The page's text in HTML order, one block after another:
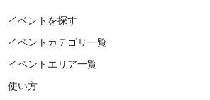
イベントを探す
イベントカテゴリ一覧
イベントエリア一覧
使い方